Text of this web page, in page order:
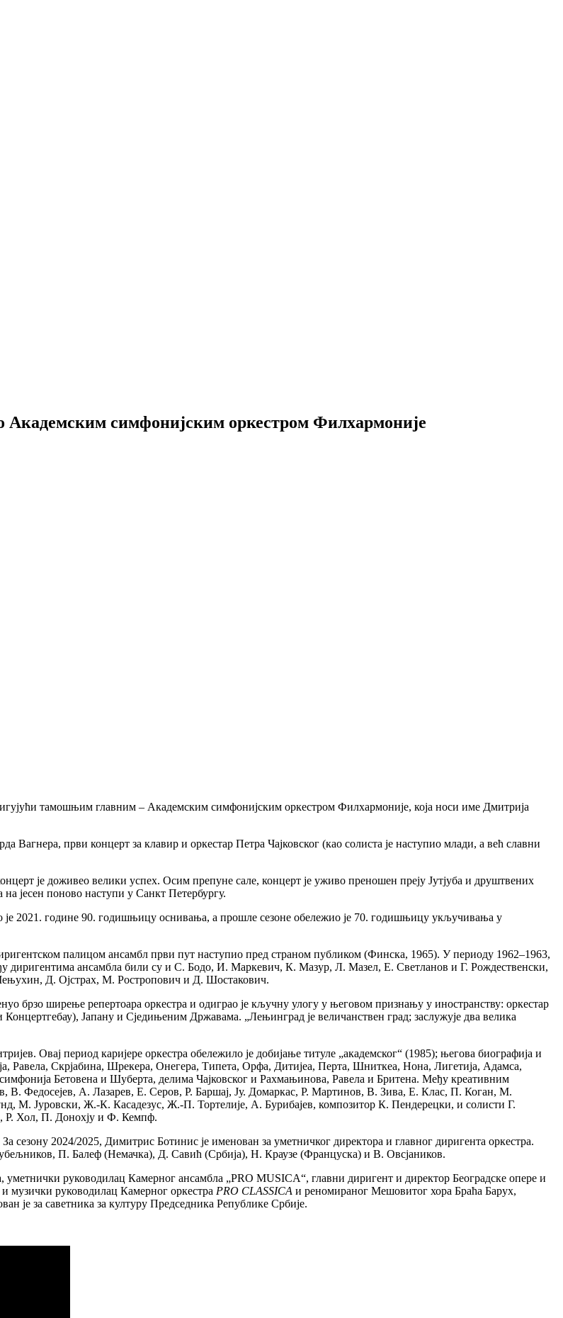
Академским симфонијским оркестром Филхармоније
тамошњим главним – Академским симфонијским оркестром Филхармоније, која носи име Дмитрија
Вагнера, први концерт за клавир и оркестар Петра Чајковског (као солиста је наступио млади, а већ славни
је доживео велики успех. Осим препуне сале, концерт је уживо преношен преју Јутјуба и друштвених
јесен поново наступи у Санкт Петербургу.
2021. године 90. годишњицу оснивања, а прошле сезоне обележио је 70. годишњицу укључивања у
палицом ансамбл први пут наступио пред страном публиком (Финска, 1965). У периоду 1962–1963,
диригентима ансамбла били су и С. Бодо, И. Маркевич, К. Мазур, Л. Мазел, Е. Светланов и Г. Рождественски,
Д. Ојстрах, М. Ростропович и Д. Шостакович.
брзо ширење репертоара оркестра и одиграо је кључну улогу у његовом признању у иностранству: оркестар
Јапану и Сједињеним Државама. „Лењинград је величанствен град; заслужује два велика
Овај период каријере оркестра обележило је добијање титуле „академског“ (1985); његова биографија и
Равела, Скрјабина, Шрекера, Онегера, Типета, Орфа, Дитијеа, Перта, Шниткеа, Нона, Лигетија, Адамса,
Бетовена и Шуберта, делима Чајковског и Рахмањинова, Равела и Бритена. Међу креативним
В. Федосејев, А. Лазарев, Е. Серов, Р. Баршај, Ју. Домаркас, Р. Мартинов, В. Зива, Е. Клас, П. Коган, М.
М. Јуровски, Ж.-К. Касадезус, Ж.-П. Тортелије, А. Бурибајев, композитор К. Пендерецки, и солисти Г.
Р. Хол, П. Донохју и Ф. Кемпф.
сезону 2024/2025, Димитрис Ботинис је именован за уметничког директора и главног диригента оркестра.
П. Балеф (Немачка), Д. Савић (Србија), Н. Краузе (Француска) и В. Овсјаников.
руководилац Камерног ансамбла „PRO MUSICA“, главни диригент и директор Београдске опере и
музички руководилац Камерног оркестра PRO CLASSICA и реномираног Мешовитог хора Браћа Барух,
је за саветника за културу Председника Републике Србије.